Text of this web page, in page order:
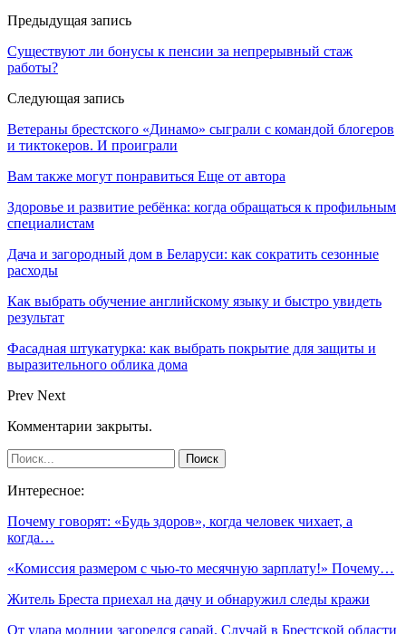
Предыдущая запись
Существуют ли бонусы к пенсии за непрерывный стаж
работы?
Следующая запись
Ветераны брестского «Динамо» сыграли с командой блогеров
и тиктокеров. И проиграли
Вам также могут понравиться Еще от автора
Здоровье и развитие ребёнка: когда обращаться к профильным
специалистам
Дача и загородный дом в Беларуси: как сократить сезонные
расходы
Как выбрать обучение английскому языку и быстро увидеть
результат
Фасадная штукатурка: как выбрать покрытие для защиты и
выразительного облика дома
Prev Next
Комментарии закрыты.
Интересное:
Почему говорят: «Будь здоров», когда человек чихает, а
когда…
«Комиссия размером с чью-то месячную зарплату!» Почему…
Житель Бреста приехал на дачу и обнаружил следы кражи
От удара молнии загорелся сарай. Случай в Брестской области